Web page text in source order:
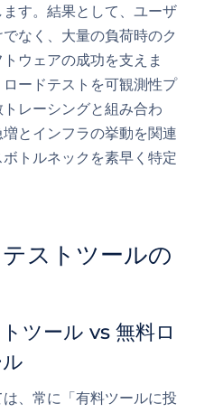
す。結果として、ユーザ
なく、大量の負荷時のク
ウェアの成功を支えま
ードテストを可観測性プ
レーシングと組み合わ
とインフラの挙動を関連
トルネックを素早く特定
ストツールの
ツール vs 無料ロ
、常に「有料ツールに投